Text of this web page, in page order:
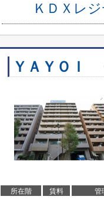
ＫＤＸレ
ＹＡＹＯＩ
所在階 賃料 管